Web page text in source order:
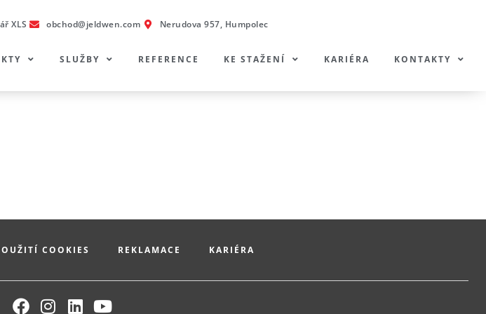
XLS obchod@jeldwen.com Nerudova 957, Humpolec
SLUŽBY REFERENCE KE STAŽENÍ KARIÉRA KONTAKTY
COOKIES REKLAMACE KARIÉRA